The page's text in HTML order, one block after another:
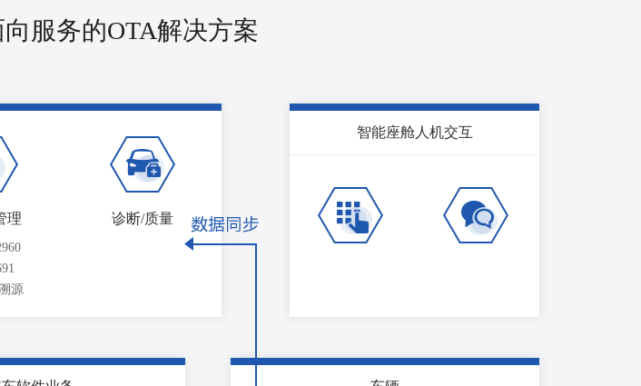
服务的OTA解决方案
理
源
诊断/质量
智能座舱人机交互